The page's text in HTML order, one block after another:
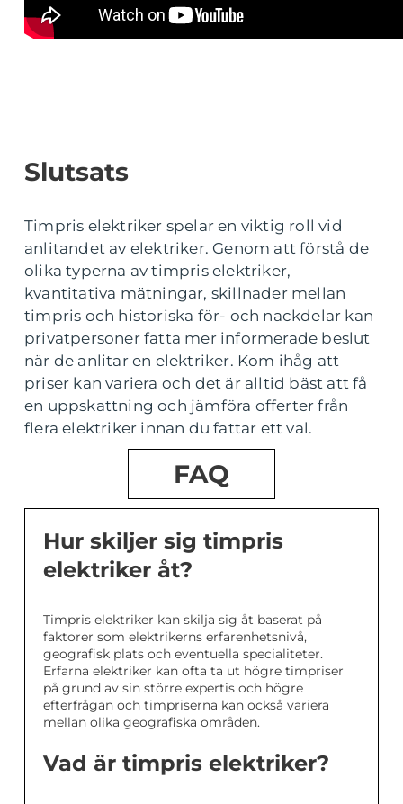
Slutsats
Timpris elektriker spelar en viktig roll vid
anlitandet av elektriker. Genom att förstå de
olika typerna av timpris elektriker,
kvantitativa mätningar, skillnader mellan
timpris och historiska för- och nackdelar kan
privatpersoner fatta mer informerade beslut
när de anlitar en elektriker. Kom ihåg att
priser kan variera och det är alltid bäst att få
en uppskattning och jämföra offerter från
flera elektriker innan du fattar ett val.
FAQ
Hur skiljer sig timpris
elektriker åt?
Timpris elektriker kan skilja sig åt baserat på
faktorer som elektrikerns erfarenhetsnivå,
geografisk plats och eventuella specialiteter.
Erfarna elektriker kan ofta ta ut högre timpriser
på grund av sin större expertis och högre
efterfrågan och timpriserna kan också variera
mellan olika geografiska områden.
Vad är timpris elektriker?